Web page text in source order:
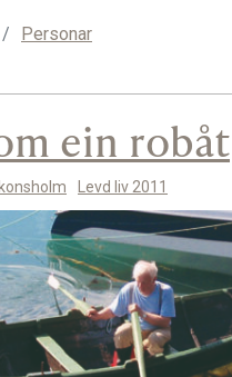
/ Personar
ein robåt
Levd liv 2011